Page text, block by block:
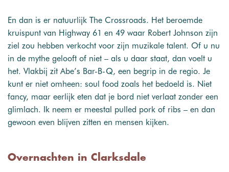
En dan is er natuurlijk The Crossroads. Het beroemde
kruispunt van Highway 61 en 49 waar Robert Johnson zijn
ziel zou hebben verkocht voor zijn muzikale talent. Of u nu
in de mythe gelooft of niet – als u daar staat, dan voelt u
het. Vlakbij zit Abe’s Bar-B-Q, een begrip in de regio. Je
kunt er niet omheen: soul food zoals het bedoeld is. Niet
fancy, maar eerlijk eten dat je bord niet verlaat zonder een
glimlach. Ik neem er meestal pulled pork of ribs – en dan
gewoon even blijven zitten en mensen kijken.
Overnachten in Clarksdale